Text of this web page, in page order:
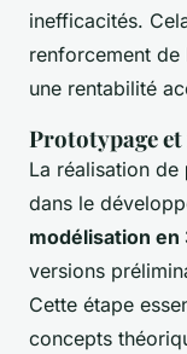
inefficacités.
renforcement de
une rentabilité
Prototypage
La réalisation de
dans le
modélisation en
versions
Cette étape
concepts